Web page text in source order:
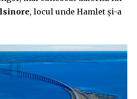
, locul unde Hamlet și-a